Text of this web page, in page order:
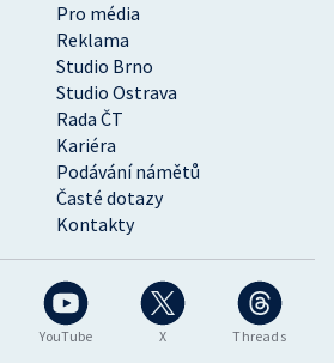
YouTube X Threads
Pro média
Reklama
Studio Brno
Studio Ostrava
Rada ČT
Kariéra
Podávání námětů
Časté dotazy
Kontakty